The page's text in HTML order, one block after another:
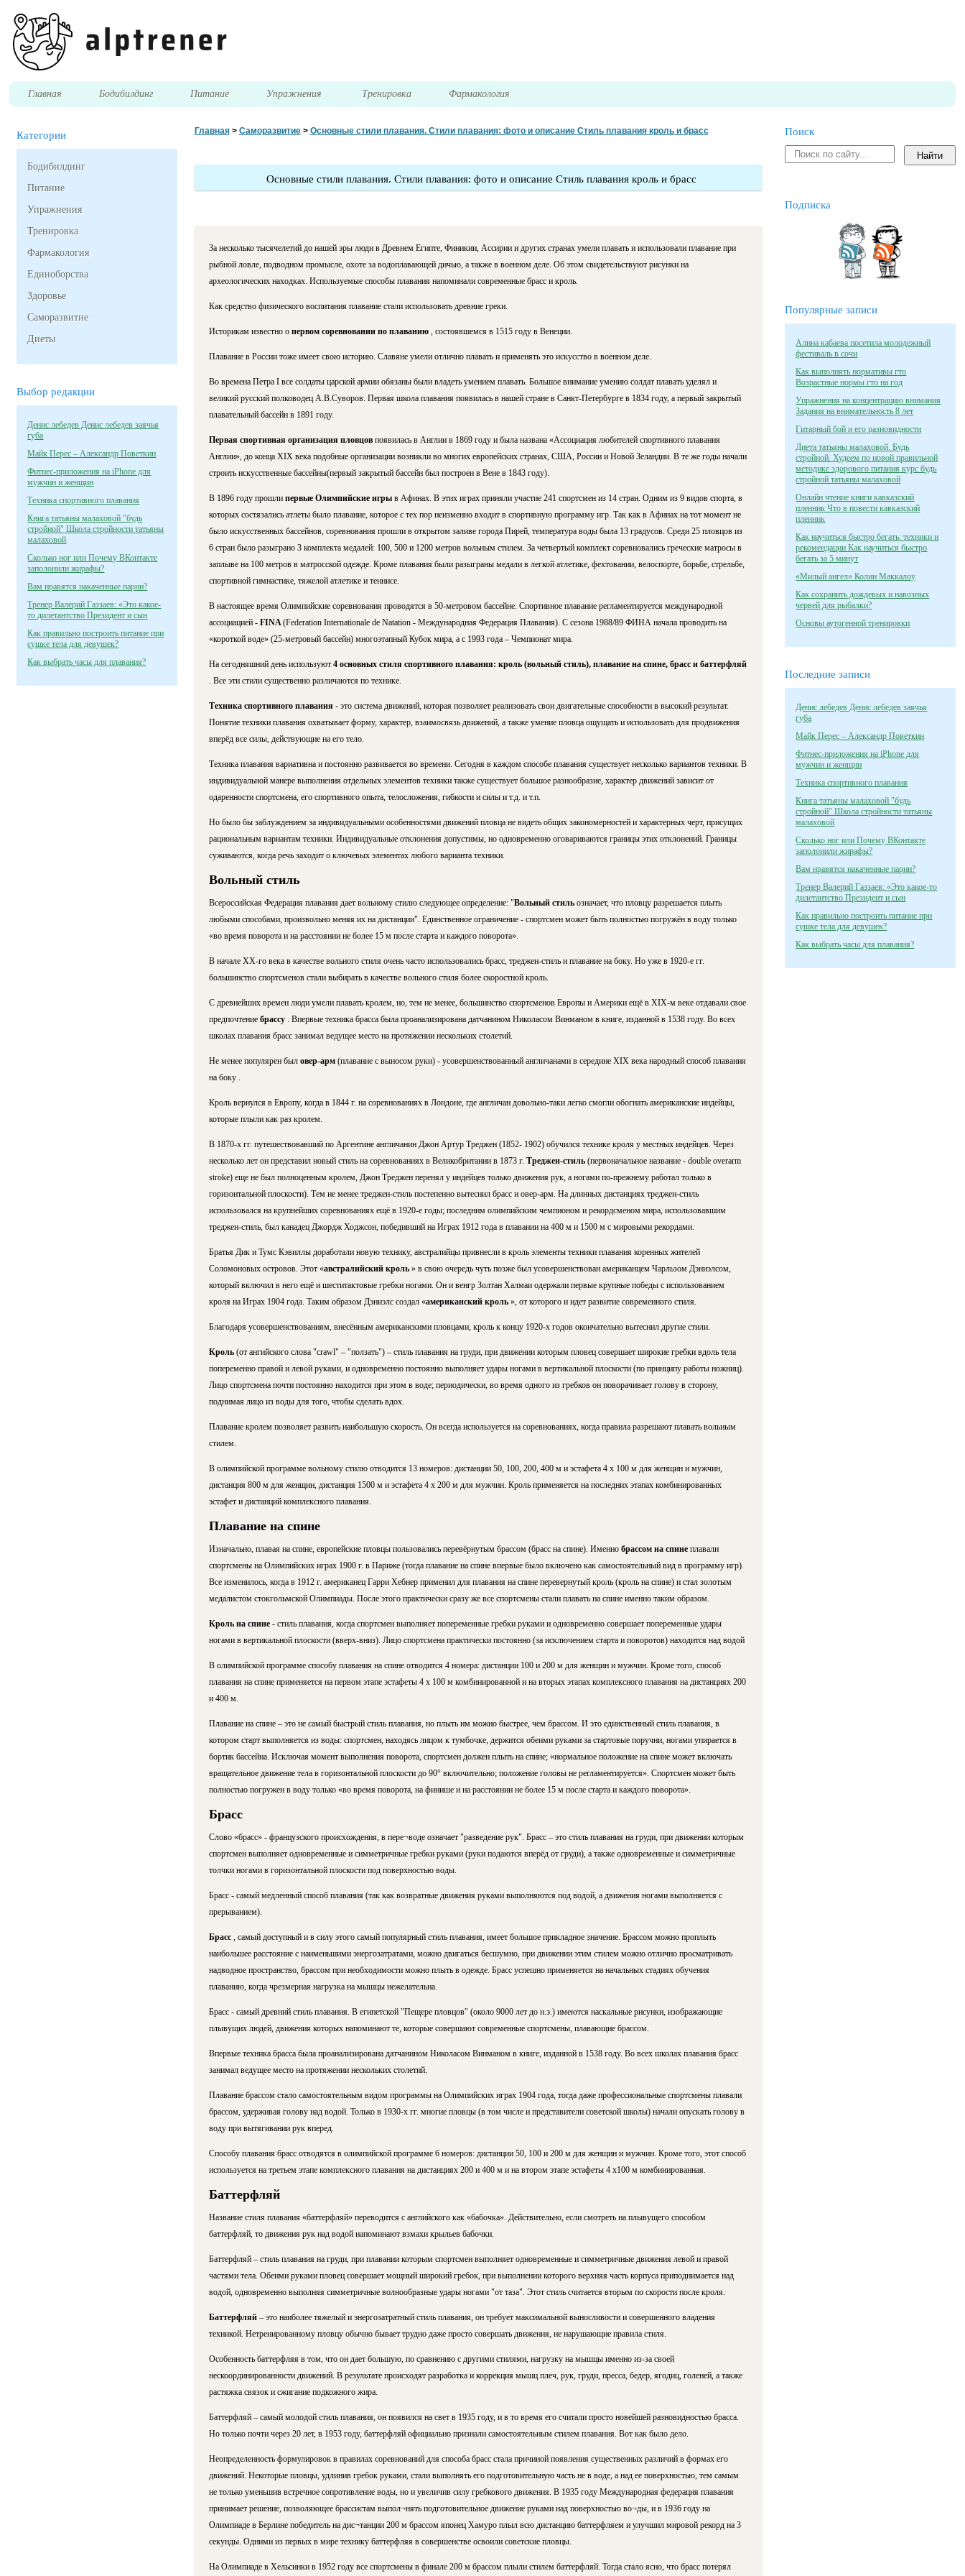
Главная Бодибилдинг Питание Упражнения Тренировка Фармакология
Категории
Бодибилдинг
Питание
Упражнения
Тренировка
Фармакология
Единоборства
Здоровье
Саморазвитие
Диеты
Выбор редакции
Денис лебедев Денис лебедев заячья
губа
Майк Перес – Александр Поветкин
Фитнес-приложения на iPhone для
мужчин и женщин
Техника спортивного плавания
Книга татьяны малаховой "будь
стройной" Школа стройности татьяны
малаховой
Сколько ног или Почему ВКонтакте
заполонили жирафы?
Вам нравятся накаченные парни?
Тренер Валерий Газзаев: «Это какое-
то дилетантство Президент и сын
Как правильно построить питание при
сушке тела для девушек?
Как выбрать часы для плавания?
Главная> Саморазвитие> Основные стили плавания. Стили плавания: фото и описание Стиль плавания кроль и брасс
Основные стили плавания. Стили плавания: фото и описание Стиль плавания кроль и брасс
За несколько тысячелетий до нашей эры люди в Древнем Египте, Финикии, Ассирии и других странах умели плавать и использовали плавание при
рыбной ловле, подводном промысле, охоте за водоплавающей дичью, а также в военном деле. Об этом свидетельствуют рисунки на
археологических находках. Используемые способы плавания напоминали современные брасс и кроль.
Как средство физического воспитания плавание стали использовать древние греки.
Историкам известно о первом соревновании по плаванию , состоявшемся в 1515 году в Венеции.
Плавание в России тоже имеет свою историю. Славяне умели отлично плавать и применять это искусство в военном деле.
Во времена Петра I все солдаты царской армии обязаны были владеть умением плавать. Большое внимание умению солдат плавать уделял и
великий русский полководец А.В.Суворов. Первая школа плавания появилась в нашей стране в Санкт-Петербурге в 1834 году, а первый закрытый
плавательный бассейн в 1891 году.
Первая спортивная организация пловцов появилась в Англии в 1869 году и была названа «Ассоциация любителей спортивного плавания
Англии», до конца XIX века подобные организации возникли во многих европейских странах, США, России и Новой Зеландии. В те же годы начали
строить искусственные бассейны(первый закрытый бассейн был построен в Вене в 1843 году).
В 1896 году прошли первые Олимпийские игры в Афинах. В этих играх приняли участие 241 спортсмен из 14 стран. Одним из 9 видов спорта, в
которых состязались атлеты было плавание, которое с тех пор неизменно входит в спортивную программу игр. Так как в Афинах на тот момент не
было искусственных бассейнов, соревнования прошли в открытом заливе города Пирей, температура воды была 13 градусов. Среди 25 пловцов из
6 стран было разыграно 3 комплекта медалей: 100, 500 и 1200 метров вольным стилем. За четвертый комплект соревновались греческие матросы в
заплыве на 100 метров в матросской одежде. Кроме плавания были разыграны медали в легкой атлетике, фехтовании, велоспорте, борьбе, стрельбе,
спортивной гимнастике, тяжелой атлетике и теннисе.
В настоящее время Олимпийские соревнования проводятся в 50-метровом бассейне. Спортивное плавание регламентируется международной
ассоциацией - FINA(Federation Internationale de Natation - Международная Федерация Плавания). С сезона 1988/89 ФИНА начала проводить на
«короткой воде» (25-метровый бассейн) многоэтапный Кубок мира, а с 1993 года – Чемпионат мира.
На сегодняшний день используют 4 основных стиля спортивного плавания: кроль (вольный стиль), плавание на спине, брасс и баттерфляй
. Все эти стили существенно различаются по технике.
Техника спортивного плавания - это система движений, которая позволяет реализовать свои двигательные способности в высокий результат.
Понятие техники плавания охватывает форму, характер, взаимосвязь движений, а также умение пловца ощущать и использовать для продвижения
вперёд все силы, действующие на его тело.
Техника плавания вариативна и постоянно развивается во времени. Сегодня в каждом способе плавания существует несколько вариантов техники. В
индивидуальной манере выполнения отдельных элементов техники также существует большое разнообразие, характер движений зависит от
одаренности спортсмена, его спортивного опыта, телосложения, гибкости и силы и т.д. и т.п.
Но было бы заблуждением за индивидуальными особенностями движений пловца не видеть общих закономерностей и характерных черт, присущих
рациональным вариантам техники. Индивидуальные отклонения допустимы, но одновременно оговариваются границы этих отклонений. Границы
суживаются, когда речь заходит о ключевых элементах любого варианта техники.
Вольный стиль
Всероссийская Федерация плавания дает вольному стилю следующее определение: "Вольный стиль означает, что пловцу разрешается плыть
любыми способами, произвольно меняя их на дистанции". Единственное ограничение - спортсмен может быть полностью погружён в воду только
«во время поворота и на расстоянии не более 15 м после старта и каждого поворота».
В начале XX-го века в качестве вольного стиля очень часто использовались брасс, треджен-стиль и плавание на боку. Но уже в 1920-е гг.
большинство спортсменов стали выбирать в качестве вольного стиля более скоростной кроль.
С древнейших времен люди умели плавать кролем, но, тем не менее, большинство спортсменов Европы и Америки ещё в XIX-м веке отдавали свое
предпочтение брассу . Впервые техника брасса была проанализирована датчанином Николасом Винманом в книге, изданной в 1538 году. Во всех
школах плавания брасс занимал ведущее место на протяжении нескольких столетий.
Не менее популярен был овер-арм (плавание с выносом руки) - усовершенствованный англичанами в середине XIX века народный способ плавания
на боку .
Кроль вернулся в Европу, когда в 1844 г. на соревнованиях в Лондоне, где англичан довольно-таки легко смогли обогнать американские индейцы,
которые плыли как раз кролем.
В 1870-х гг. путешествовавший по Аргентине англичанин Джон Артур Треджен (1852- 1902) обучился технике кроля у местных индейцев. Через
несколько лет он представил новый стиль на соревнованиях в Великобритании в 1873 г. Треджен-стиль (первоначальное название - double overarm
stroke) еще не был полноценным кролем, Джон Треджен перенял у индейцев только движения рук, а ногами по-прежнему работал только в
горизонтальной плоскости). Тем не менее треджен-стиль постепенно вытеснил брасс и овер-арм. На длинных дистанциях треджен-стиль
использовался на крупнейших соревнованиях ещё в 1920-е годы; последним олимпийским чемпионом и рекордсменом мира, использовавшим
треджен-стиль, был канадец Джордж Ходжсон, победивший на Играх 1912 года в плавании на 400 м и 1500 м с мировыми рекордами.
Братья Дик и Тумс Кэвиллы доработали новую технику, австралийцы привнесли в кроль элементы техники плавания коренных жителей
Соломоновых островов. Этот «австралийский кроль » в свою очередь чуть позже был усовершенствован американцем Чарльзом Дэниэлсом,
который включил в него ещё и шеститактовые гребки ногами. Он и венгр Золтан Халмаи одержали первые крупные победы с использованием
кроля на Играх 1904 года. Таким образом Дэниэлс создал «американский кроль », от которого и идет развитие современного стиля.
Благодаря усовершенствованиям, внесённым американскими пловцами, кроль к концу 1920-х годов окончательно вытеснил другие стили.
Кроль (от ангийского слова "crawl" – "ползать") – стиль плавания на груди, при движении которым пловец совершает широкие гребки вдоль тела
попеременно правой и левой руками, и одновременно постоянно выполняет удары ногами в вертикальной плоскости (по принципу работы ножниц).
Лицо спортсмена почти постоянно находится при этом в воде; периодически, во время одного из гребков он поворачивает голову в сторону,
поднимая лицо из воды для того, чтобы сделать вдох.
Плавание кролем позволяет развить наибольшую скорость. Он всегда используется на соревнованиях, когда правила разрешают плавать вольным
стилем.
В олимпийской программе вольному стилю отводится 13 номеров: дистанции 50, 100, 200, 400 м и эстафета 4 х 100 м для женщин и мужчин,
дистанция 800 м для женщин, дистанция 1500 м и эстафета 4 х 200 м для мужчин. Кроль применяется на последних этапах комбинированных
эстафет и дистанций комплексного плавания.
Плавание на спине
Изначально, плавая на спине, европейские пловцы пользовались перевёрнутым брассом (брасс на спине). Именно брассом на спине плавали
спортсмены на Олимпийских играх 1900 г. в Париже (тогда плавание на спине впервые было включено как самостоятельный вид в программу игр).
Все изменилось, когда в 1912 г. американец Гарри Хебнер применил для плавания на спине перевернутый кроль (кроль на спине) и стал золотым
медалистом стокгольмской Олимпиады. После этого практически сразу же все спортсмены стали плавать на спине именно таким образом.
Кроль на спине - стиль плавания, когда спортсмен выполняет попеременные гребки руками и одновременно совершает попеременные удары
ногами в вертикальной плоскости (вверх-вниз). Лицо спортсмена практически постоянно (за исключением старта и поворотов) находится над водой
В олимпийской программе способу плавания на спине отводится 4 номера: дистанции 100 и 200 м для женщин и мужчин. Кроме того, способ
плавания на спине применяется на первом этапе эстафеты 4 х 100 м комбинированной и на вторых этапах комплексного плавания на дистанциях 200
и 400 м.
Плавание на спине – это не самый быстрый стиль плавания, но плыть им можно быстрее, чем брассом. И это единственный стиль плавания, в
котором старт выполняется из воды: спортсмен, находясь лицом к тумбочке, держится обеими руками за стартовые поручни, ногами упирается в
бортик бассейна. Исключая момент выполнения поворота, спортсмен должен плыть на спине; «нормальное положение на спине может включать
вращательное движение тела в горизонтальной плоскости до 90° включительно; положение головы не регламентируется». Спортсмен может быть
полностью погружен в воду только «во время поворота, на финише и на расстоянии не более 15 м после старта и каждого поворота».
Брасс
Слово «брасс» - французского происхождения, в пере¬воде означает "разведение рук". Брасс – это стиль плавания на груди, при движении которым
спортсмен выполняет одновременные и симметричные гребки руками (руки подаются вперёд от груди), а также одновременные и симметричные
толчки ногами в горизонтальной плоскости под поверхностью воды.
Брасс - самый медленный способ плавания (так как возвратные движения руками выполняются под водой, а движения ногами выполняется с
прерыванием).
Брасс , самый доступный и в силу этого самый популярный стиль плавания, имеет большое прикладное значение. Брассом можно проплыть
наибольшее расстояние с наименьшими энергозатратами, можно двигаться бесшумно, при движении этим стилем можно отлично просматривать
надводное пространство, брассом при необходимости можно плыть в одежде. Брасс успешно применяется на начальных стадиях обучения
плаванию, когда чрезмерная нагрузка на мышцы нежелательна.
Брасс - самый древний стиль плавания. В египетской "Пещере пловцов" (около 9000 лет до н.э.) имеются наскальные рисунки, изображающие
плывущих людей, движения которых напоминают те, которые совершают современные спортсмены, плавающие брассом.
Впервые техника брасса была проанализирована датчанином Николасом Винманом в книге, изданной в 1538 году. Во всех школах плавания брасс
занимал ведущее место на протяжении нескольких столетий.
Плавание брассом стало самостоятельным видом программы на Олимпийских играх 1904 года, тогда даже профессиональные спортсмены плавали
брассом, удерживая голову над водой. Только в 1930-х гг. многие пловцы (в том числе и представители советской школы) начали опускать голову в
воду при вытягивании рук вперед.
Способу плавания брасс отводятся в олимпийской программе 6 номеров: дистанции 50, 100 и 200 м для женщин и мужчин. Кроме того, этот способ
используется на третьем этапе комплексного плавания на дистанциях 200 и 400 м и на втором этапе эстафеты 4 х100 м комбинированная.
Баттерфляй
Название стиля плавания «баттерфляй» переводится с английского как «бабочка». Действительно, если смотреть на плывущего способом
баттерфляй, то движения рук над водой напоминают взмахи крыльев бабочки.
Баттерфляй – стиль плавания на груди, при плавании которым спортсмен выполняет одновременные и симметричные движения левой и правой
частями тела. Обеими руками пловец совершает мощный широкий гребок, при выполнении которого верхняя часть корпуса приподнимается над
водой, одновременно выполняя симметричные волнообразные удары ногами "от таза". Этот стиль считается вторым по скорости после кроля.
Баттерфляй – это наиболее тяжелый и энергозатратный стиль плавания, он требует максимальной выносливости и совершенного владения
техникой. Нетренированному пловцу обычно бывает трудно даже просто совершать движения, не нарушающие правила стиля.
Особенность баттерфляя в том, что он дает большую, по сравнению с другими стилями, нагрузку на мышцы именно из-за своей
нескоординированности движений. В результате происходят разработка и коррекция мышц плеч, рук, груди, пресса, бедер, ягодиц, голеней, а также
растяжка связок и сжигание подкожного жира.
Баттерфляй – самый молодой стиль плавания, он появился на свет в 1935 году, и в то время его считали просто новейшей разновидностью брасса.
Но только почти через 20 лет, в 1953 году, баттерфляй официально признали самостоятельным стилем плавания. Вот как было дело.
Неопределенность формулировок в правилах соревнований для способа брасс стала причиной появления существенных различий в формах его
движений. Некоторые пловцы, удлинив гребок руками, стали выполнять его подготовительную часть не в воде, а над ее поверхностью, тем самым
не только уменьшив встречное сопротивление воды, но и увеличив силу гребкового движения. В 1935 году Международная федерация плавания
принимает решение, позволяющее брассистам выпол¬нять подготовительное движение руками над поверхностью во¬ды, и в 1936 году на
Олимпиаде в Берлине победитель на дис¬танции 200 м брассом японец Хамуро плыл всю дистанцию баттерфляем и улучшил мировой рекорд на 3
секунды. Одними из первых в мире технику баттерфляя в совершенстве освоили советские пловцы.
На Олимпиаде в Хельсинки в 1952 году все спортсмены в финале 200 м брассом плыли стилем баттерфляй. Тогда стало ясно, что брасс потерял
Поиск
Подписка
Популярные записи
Алина кабаева посетила молодежный
фестиваль в сочи
Как выполнять нормативы гто
Возрастные нормы гто на год
Упражнения на концентрацию внимания
Задания на внимательность 8 лет
Гитарный бой и его разновидности
Диета татьяны малаховой. Будь
стройной. Худеем по новой правильной
методике здорового питания курс будь
стройной татьяны малаховой
Онлайн чтение книги кавказский
пленник Что в повести кавказский
пленник
Как научиться быстро бегать: техники и
рекомендации Как научиться быстро
бегать за 5 минут
«Милый ангел» Колин Маккалоу
Как сохранить дождевых и навозных
червей для рыбалки?
Основы аутогенной тренировки
Последние записи
Денис лебедев Денис лебедев заячья
губа
Майк Перес – Александр Поветкин
Фитнес-приложения на iPhone для
мужчин и женщин
Техника спортивного плавания
Книга татьяны малаховой "будь
стройной" Школа стройности татьяны
малаховой
Сколько ног или Почему ВКонтакте
заполонили жирафы?
Вам нравятся накаченные парни?
Тренер Валерий Газзаев: «Это какое-то
дилетантство Президент и сын
Как правильно построить питание при
сушке тела для девушек?
Как выбрать часы для плавания?